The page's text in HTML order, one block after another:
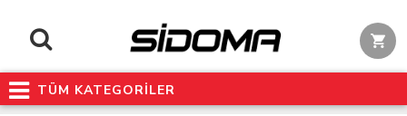
TÜM KATEGORİLER